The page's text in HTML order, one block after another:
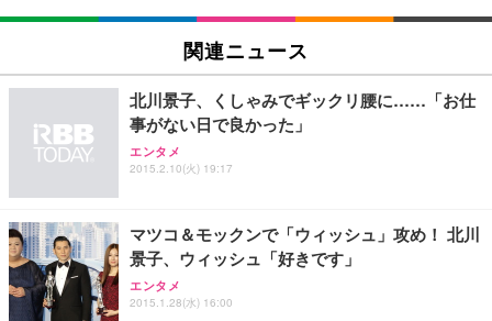
SIHOO B100 オフィスチェア／デスクチェア メッシ
ュチェア 人間工学 疲れない ブラック
￥27,999
Sezlife オフィスチェア デスクチェア 疲れない テレ
ワーク チェア 強化バックレスト 30度ロッキング機
能 人間工学 椅子 腰サポート 90度跳ね上げ式アーム
務用 おしゃれ パソコンチェア (ブラック)
Sezlife オフィスチェア デスクチェア 疲れない テレ
ワーク チェア 強化バックレスト 30度ロッキング機
能 人間工学 椅子 腰サポート 90度跳ね上げ式アーム
EIZO ビジネス向けプレミアムモニター | FlexScan
￥109,572
【純正品】27"ゲーミングモニター DualSense 充電
フック付き（CFI-ZDM1J）
【整備済み品】Dell E2724HS 27インチ 液晶モニタ
ー フルHD（1920×1080）VA 非光沢 HDMI/DisplayP
ort/VGA スピーカー内蔵 高さ調整 スイベル VESA対
Amazonベーシック ペットシーツ 厚型 ワイド 42枚
x2袋(84枚) ホワイト(吸収面:ライトブルー)
￥3,234
ネオ・ルーライフ ネオ・オムツ L 中型犬用 26枚入
り 単品
Smart Basic(スマートベーシック) 【Amazon.co.jp
限定】 Smart Basic アイリスオーヤマ ペットシーツ
超厚型 お徳用 ワイド 100枚入 (x 1) (ケース販売)
関連ニュース
北川景子、くしゃみでギックリ腰に……「お仕
事がない日で良かった」
エンタメ
2015.2.10(火) 19:17
マツコ＆モックンで「ウィッシュ」攻め！ 北川
景子、ウィッシュ「好きです」
エンタメ
2015.1.28(水) 16:00